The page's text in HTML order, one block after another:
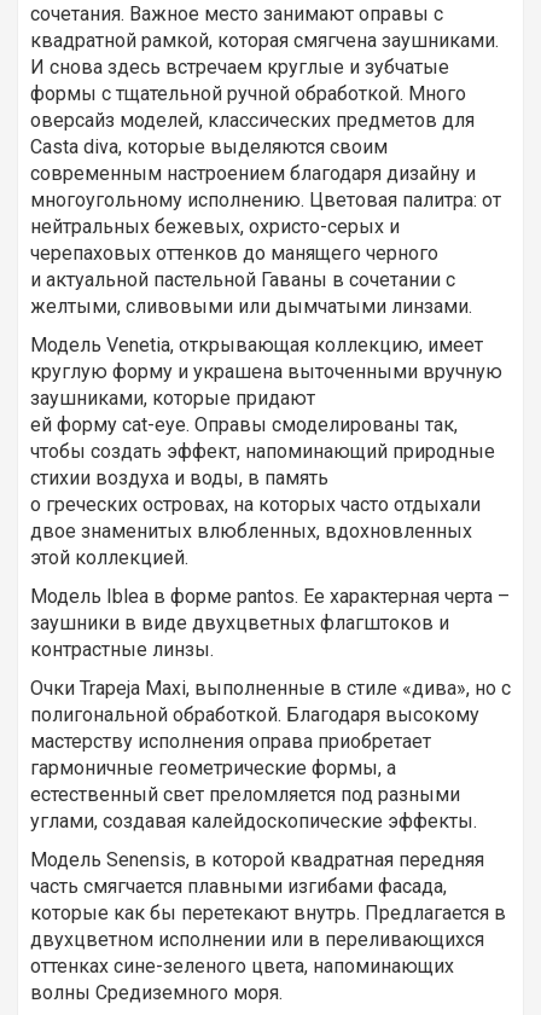
сочетания. Важное место занимают оправы с
квадратной рамкой, которая смягчена заушниками.
И снова здесь встречаем круглые и зубчатые
формы с тщательной ручной обработкой. Много
оверсайз моделей, классических предметов для
Casta diva, которые выделяются своим
современным настроением благодаря дизайну и
многоугольному исполнению. Цветовая палитра: от
нейтральных бежевых, охристо-серых и
черепаховых оттенков до манящего черного
и актуальной пастельной Гаваны в сочетании с
желтыми, сливовыми или дымчатыми линзами.
Модель Venetia, открывающая коллекцию, имеет
круглую форму и украшена выточенными вручную
заушниками, которые придают
ей форму cat-eye. Оправы смоделированы так,
чтобы создать эффект, напоминающий природные
стихии воздуха и воды, в память
о греческих островах, на которых часто отдыхали
двое знаменитых влюбленных, вдохновленных
этой коллекцией.
Модель Iblea в форме pantos. Ее характерная черта –
заушники в виде двухцветных флагштоков и
контрастные линзы.
Очки Trapeja Maxi, выполненные в стиле «дива», но с
полигональной обработкой. Благодаря высокому
мастерству исполнения оправа приобретает
гармоничные геометрические формы, а
естественный свет преломляется под разными
углами, создавая калейдоскопические эффекты.
Модель Senensis, в которой квадратная передняя
часть смягчается плавными изгибами фасада,
которые как бы перетекают внутрь. Предлагается в
двухцветном исполнении или в переливающихся
оттенках сине-зеленого цвета, напоминающих
волны Средиземного моря.